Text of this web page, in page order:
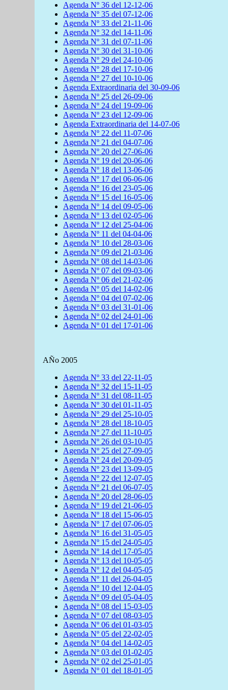
Agenda Nº 36 del 12-12-06
Agenda Nº 35 del 07-12-06
Agenda Nº 33 del 21-11-06
Agenda Nº 32 del 14-11-06
Agenda Nº 31 del 07-11-06
Agenda Nº 30 del 31-10-06
Agenda Nº 29 del 24-10-06
Agenda Nº 28 del 17-10-06
Agenda Nº 27 del 10-10-06
Agenda Extraordinaria del 30-09-06
Agenda Nº 25 del 26-09-06
Agenda Nº 24 del 19-09-06
Agenda Nº 23 del 12-09-06
Agenda Extraordinaria del 14-07-06
Agenda Nº 22 del 11-07-06
Agenda Nº 21 del 04-07-06
Agenda Nº 20 del 27-06-06
Agenda Nº 19 del 20-06-06
Agenda Nº 18 del 13-06-06
Agenda Nº 17 del 06-06-06
Agenda Nº 16 del 23-05-06
Agenda Nº 15 del 16-05-06
Agenda Nº 14 del 09-05-06
Agenda Nº 13 del 02-05-06
Agenda Nº 12 del 25-04-06
Agenda Nº 11 del 04-04-06
Agenda Nº 10 del 28-03-06
Agenda Nº 09 del 21-03-06
Agenda Nº 08 del 14-03-06
Agenda Nº 07 del 09-03-06
Agenda Nº 06 del 21-02-06
Agenda Nº 05 del 14-02-06
Agenda Nº 04 del 07-02-06
Agenda Nº 03 del 31-01-06
Agenda Nº 02 del 24-01-06
Agenda Nº 01 del 17-01-06
AÑo 2005
Agenda Nº 33 del 22-11-05
Agenda Nº 32 del 15-11-05
Agenda Nº 31 del 08-11-05
Agenda Nº 30 del 01-11-05
Agenda Nº 29 del 25-10-05
Agenda Nº 28 del 18-10-05
Agenda Nº 27 del 11-10-05
Agenda Nº 26 del 03-10-05
Agenda Nº 25 del 27-09-05
Agenda Nº 24 del 20-09-05
Agenda Nº 23 del 13-09-05
Agenda Nº 22 del 12-07-05
Agenda Nº 21 del 06-07-05
Agenda Nº 20 del 28-06-05
Agenda Nº 19 del 21-06-05
Agenda Nº 18 del 15-06-05
Agenda Nº 17 del 07-06-05
Agenda Nº 16 del 31-05-05
Agenda Nº 15 del 24-05-05
Agenda Nº 14 del 17-05-05
Agenda Nº 13 del 10-05-05
Agenda Nº 12 del 04-05-05
Agenda Nº 11 del 26-04-05
Agenda Nº 10 del 12-04-05
Agenda Nº 09 del 05-04-05
Agenda Nº 08 del 15-03-05
Agenda Nº 07 del 08-03-05
Agenda Nº 06 del 01-03-05
Agenda Nº 05 del 22-02-05
Agenda Nº 04 del 14-02-05
Agenda Nº 03 del 01-02-05
Agenda Nº 02 del 25-01-05
Agenda Nº 01 del 18-01-05